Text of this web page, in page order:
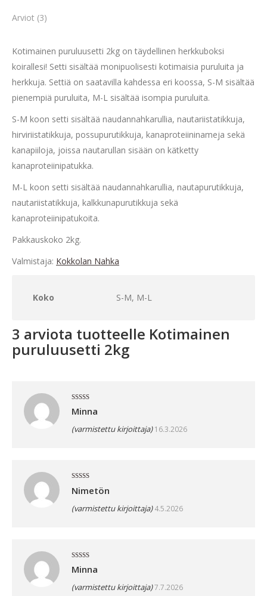
Arviot (3)
Kotimainen puruluusetti 2kg on täydellinen herkkuboksi
koirallesi! Setti sisältää monipuolisesti kotimaisia puruluita ja
herkkuja. Settiä on saatavilla kahdessa eri koossa, S-M sisältää
pienempiä puruluita, M-L sisältää isompia puruluita.
S-M koon setti sisältää naudannahkarullia, nautariistatikkuja,
hirviriistatikkuja, possupurutikkuja, kanaproteiininameja sekä
kanapiiloja, joissa nautarullan sisään on kätketty
kanaproteiinipatukka.
M-L koon setti sisältää naudannahkarullia, nautapurutikkuja,
nautariistatikkuja, kalkkunapurutikkuja sekä
kanaproteiinipatukoita.
Pakkauskoko 2kg.
Valmistaja: Kokkolan Nahka
Koko S-M, M-L
3 arviota tuotteelle Kotimainen
puruluusetti 2kg
Arvostelu
tuotteesta:
Minna
(varmistettu kirjoittaja) 16.3.2026
tuotteesta:5
Nimetön
(varmistettu kirjoittaja) 4.5.2026
Arvostelu
tuotteesta:
Minna
(varmistettu kirjoittaja)7.7.2026